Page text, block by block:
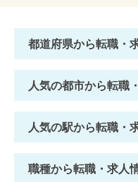
都道府県から転職・
人気の都市から転職
人気の駅から転職・
職種から転職・求人